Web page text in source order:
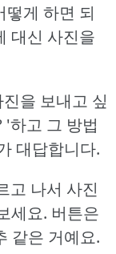
떻게 하면 되
대신 사진을
을 보내고 싶
'하고 그 방법
대답합니다.
고 나서 사진
세요. 버튼은
같은 거예요.